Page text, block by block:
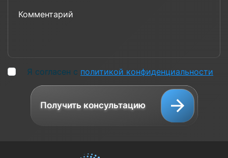
Я согласен с политикой конфиденциальности
Получить консультацию